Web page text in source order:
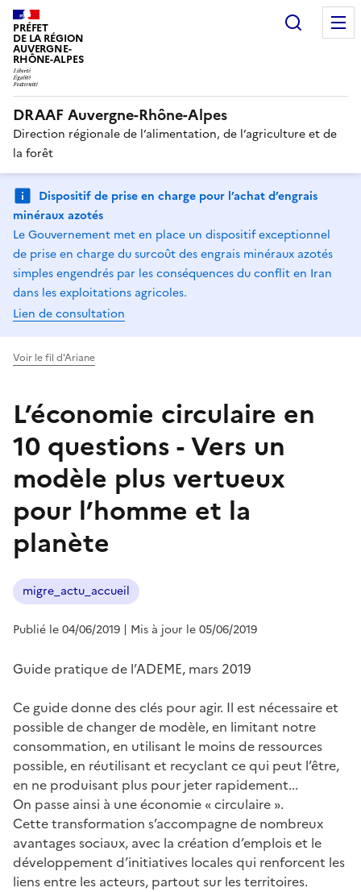
PRÉFET
DE LA RÉGION
AUVERGNE-
RHÔNE-ALPES
DRAAF Auvergne-Rhône-Alpes
Direction régionale de l’alimentation, de l’agriculture et de
la forêt
Dispositif de prise en charge pour l’achat d’engrais
minéraux azotés
Le Gouvernement met en place un dispositif exceptionnel
de prise en charge du surcoût des engrais minéraux azotés
simples engendrés par les conséquences du conflit en Iran
dans les exploitations agricoles.
Lien de consultation
Voir le fil d'Ariane
L’économie circulaire en
10 questions - Vers un
modèle plus vertueux
pour l’homme et la
planète
migre_actu_accueil
Publié le 04/06/2019 | Mis à jour le 05/06/2019
Guide pratique de l’ADEME, mars 2019
Ce guide donne des clés pour agir. Il est nécessaire et
possible de changer de modèle, en limitant notre
consommation, en utilisant le moins de ressources
possible, en réutilisant et recyclant ce qui peut l’être,
en ne produisant plus pour jeter rapidement...
On passe ainsi à une économie « circulaire ».
Cette transformation s’accompagne de nombreux
avantages sociaux, avec la création d’emplois et le
développement d’initiatives locales qui renforcent les
liens entre les acteurs, partout sur les territoires.